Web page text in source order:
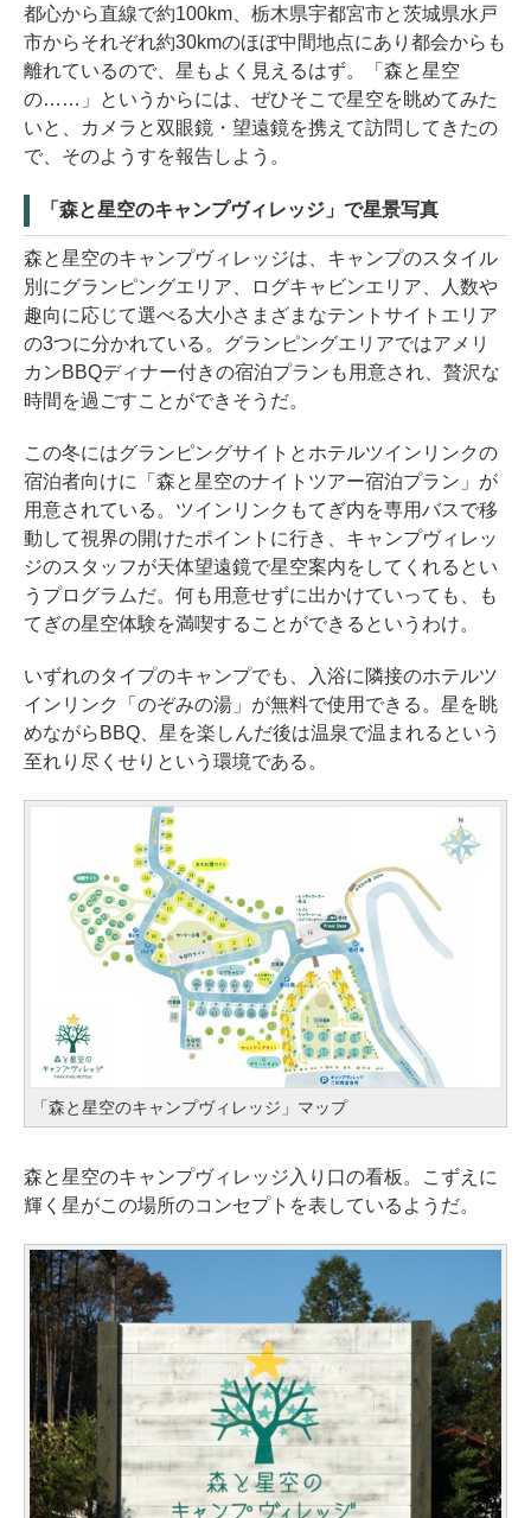
都心から直線で約100km、栃木県宇都宮市と茨城県水戸
市からそれぞれ約30kmのほぼ中間地点にあり都会からも
離れているので、星もよく見えるはず。「森と星空
の……」というからには、ぜひそこで星空を眺めてみた
いと、カメラと双眼鏡・望遠鏡を携えて訪問してきたの
で、そのようすを報告しよう。
「森と星空のキャンプヴィレッジ」で星景写真
森と星空のキャンプヴィレッジは、キャンプのスタイル
別にグランピングエリア、ログキャビンエリア、人数や
趣向に応じて選べる大小さまざまなテントサイトエリア
の3つに分かれている。グランピングエリアではアメリ
カンBBQディナー付きの宿泊プランも用意され、贅沢な
時間を過ごすことができそうだ。
この冬にはグランピングサイトとホテルツインリンクの
宿泊者向けに「森と星空のナイトツアー宿泊プラン」が
用意されている。ツインリンクもてぎ内を専用バスで移
動して視界の開けたポイントに行き、キャンプヴィレッ
ジのスタッフが天体望遠鏡で星空案内をしてくれるとい
うプログラムだ。何も用意せずに出かけていっても、も
てぎの星空体験を満喫することができるというわけ。
いずれのタイプのキャンプでも、入浴に隣接のホテルツ
インリンク「のぞみの湯」が無料で使用できる。星を眺
めながらBBQ、星を楽しんだ後は温泉で温まれるという
至れり尽くせりという環境である。
「森と星空のキャンプヴィレッジ」マップ
森と星空のキャンプヴィレッジ入り口の看板。こずえに
輝く星がこの場所のコンセプトを表しているようだ。